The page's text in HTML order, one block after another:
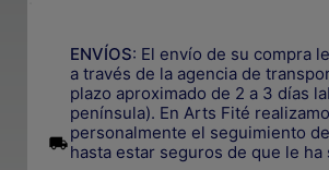
ENVÍOS: El envío de su compra
a través de la agencia de
plazo aproximado de 2 a 3 días
península). En Arts Fité
personalmente el seguimiento
hasta estar seguros de que le